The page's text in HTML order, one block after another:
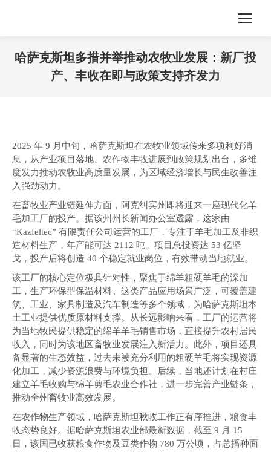
哈萨克斯坦多措并举推动农牧业发展：新厂投
产、丰收在即与政策支持齐发力
2025 年 9 月中旬，哈萨克斯坦在农牧业领域传来多项利好消
息，从产业项目落地、农作物丰收进展到政策规划出台，多维
度发力推动农牧业高质量发展，为区域经济增长与民生改善注
入强劲动力。
在畜牧业产业链延伸方面，阿克纠宾州即将迎来一座现代化羊
毛加工厂的投产。据该州州长新闻办公室透露，这家由
“Kazfeltec” 有限责任公司运营的工厂，专注于羊毛加工及非织
造材料生产，年产能可达 2112 吨。项目总投资达 53 亿坚
戈，投产后将创造 40 个稳定就业岗位，有效带动当地就业。
该工厂的核心定位极具针对性，聚焦于绵羊粗硬羊毛的深加
工，生产环保型保温材料。这类产品应用场景广泛，可覆盖建
筑、工业、家具制造及汽车制造等多个领域，为哈萨克斯坦本
土工业提供优质原材料支撑。从长远影响来看，工厂的运营将
为当地牧民提供稳定的绵羊羊毛销售市场，直接提升农村居民
收入，同时为该地区畜牧业发展注入新活力。此外，项目还具
备显著的生态效益，过去未被充分利用的粗硬羊毛将实现资源
化加工，减少资源浪费与环境负担。后续，当地还计划在村庄
建立羊毛收购与绵羊剪毛农业合作社，进一步完善产业链条，
推动全州畜牧业高效发展。
在农作物生产领域，哈萨克斯坦秋收工作正有序推进，粮食丰
收态势良好。据哈萨克斯坦农业部最新数据，截至 9 月 15
日，该国已收获粮食作物及豆类作物 780 万公顷，占总播种面